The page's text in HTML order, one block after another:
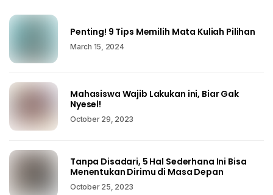
Penting! 9 Tips Memilih Mata Kuliah Pilihan
March 15, 2024
Mahasiswa Wajib Lakukan ini, Biar Gak
Nyesel!
October 29, 2023
Tanpa Disadari, 5 Hal Sederhana Ini Bisa
Menentukan Dirimu di Masa Depan
October 25, 2023